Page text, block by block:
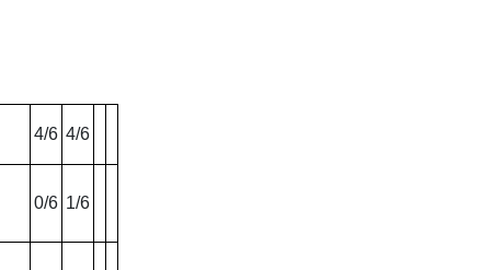
4/6 4/6
0/6 1/6